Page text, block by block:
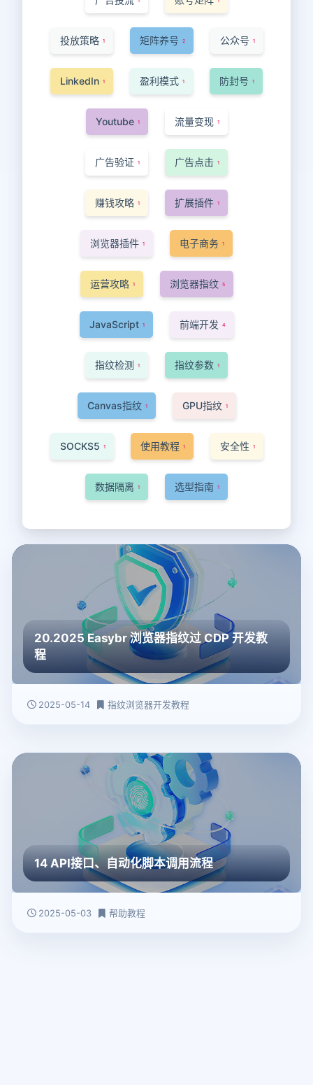
投放策略 1 矩阵养号 2 公众号 1
LinkedIn 1 盈利模式 1 防封号 1
Youtube 1 流量变现 1
广告验证 1 广告点击 1
赚钱攻略 1 扩展插件 1
浏览器插件 1 电子商务 1
运营攻略 1 浏览器指纹 5
JavaScript 1 前端开发 4
指纹检测 1 指纹参数 1
Canvas指纹 1 GPU指纹 1
SOCKS5 1 使用教程 1 安全性 1
数据隔离 1 选型指南 1
20.2025 Easybr 浏览器指纹过 CDP 开发教
程
2025-05-14 指纹浏览器开发教程
14 API接口、自动化脚本调用流程
2025-05-03 帮助教程